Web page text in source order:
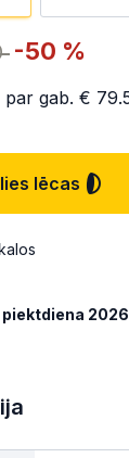
-50 %
par gab. €
lēcas
piektdiena